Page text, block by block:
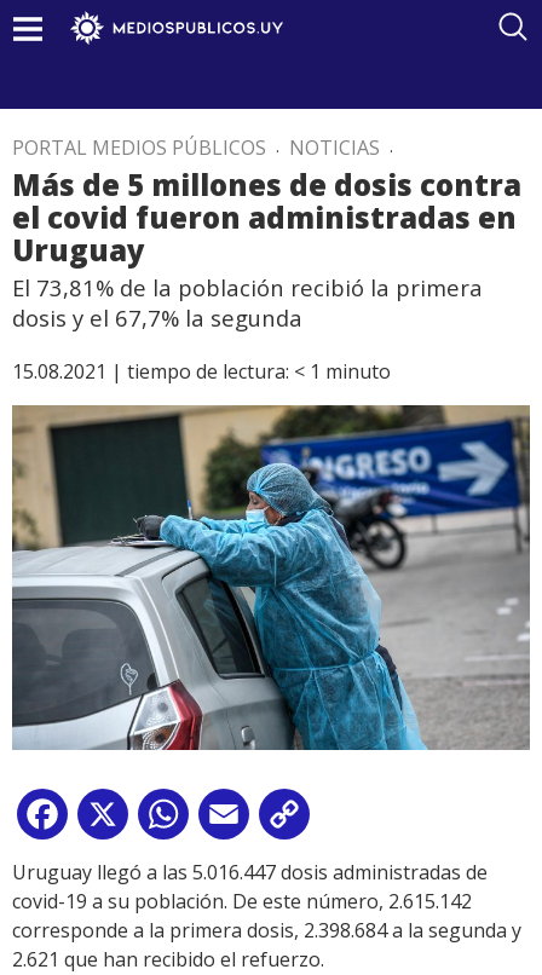
PORTAL MEDIOS PÚBLICOS . NOTICIAS .
Más de 5 millones de dosis contra
el covid fueron administradas en
Uruguay
El 73,81% de la población recibió la primera
dosis y el 67,7% la segunda
15.08.2021 | tiempo de lectura: < 1 minuto
Facebook
X WhatsApp
Email
Link
Uruguay llegó a las 5.016.447 dosis administradas de
covid-19 a su población. De este número, 2.615.142
corresponde a la primera dosis, 2.398.684 a la segunda y
2.621 que han recibido el refuerzo.